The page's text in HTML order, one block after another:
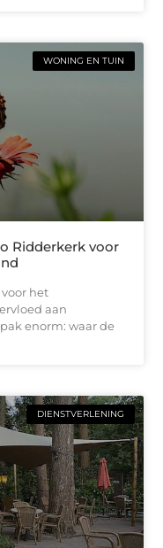
WONING EN TUIN
Ridderkerk voor
het
aan
enorm: waar de
DIENSTVERLENING